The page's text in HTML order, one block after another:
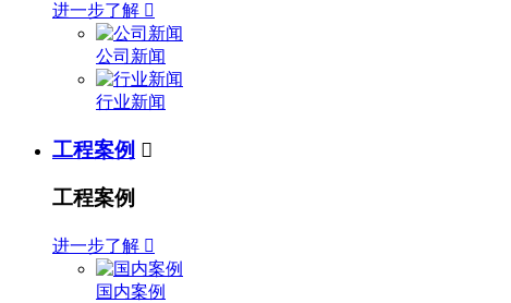
进一步了解 
公司新闻
行业新闻
工程案例 
工程案例
进一步了解 
国内案例